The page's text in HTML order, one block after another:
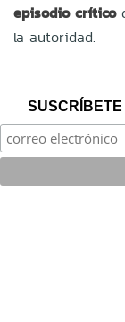
episodio crítico
la autoridad.
SUSCRÍBETE